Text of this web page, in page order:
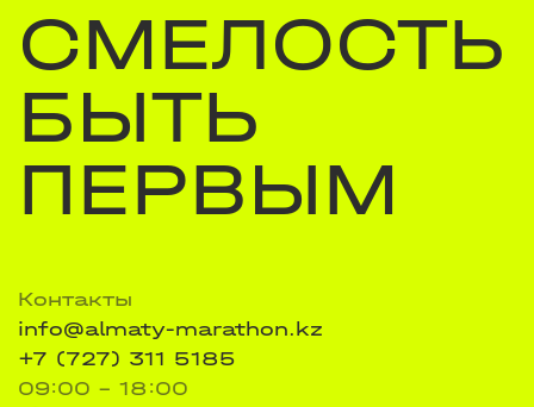
СМЕЛОСТЬ
БЫТЬ
ПЕРВЫМ
Контакты
info@almaty-marathon.kz
+7 (727) 311 5185
09:00 - 18:00